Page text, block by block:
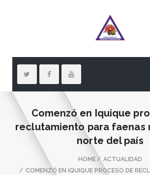
Comenzó en Iquique
reclutamiento para faenas
norte del país
HOME
ACTUALIDAD
COMENZÓ EN IQUIQUE PROCESO DE